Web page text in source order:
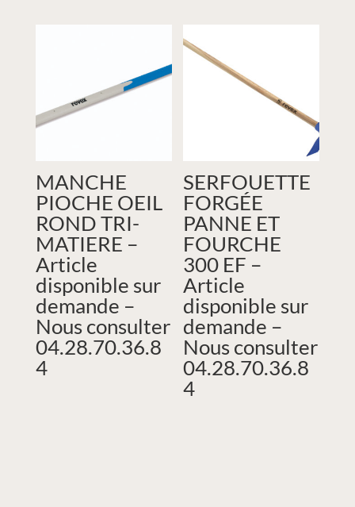
MANCHE
PIOCHE OEIL
ROND TRI-
MATIERE –
Article
disponible sur
demande –
Nous consulter
04.28.70.36.8
4
SERFOUETTE
FORGÉE
PANNE ET
FOURCHE
300 EF –
Article
disponible sur
demande –
Nous consulter
04.28.70.36.8
4